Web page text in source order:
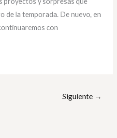
de la temporada. De nuevo, en
con
Siguiente →